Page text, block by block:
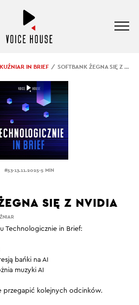
IN BRIEF SOFTBANK ŻEGNA SIĘ Z NVIDIA
#53.13.11.2025.5 MIN
SIĘ Z NVIDIA
Technologicznie in Brief:
bańki na AI
muzyki AI
przegapić kolejnych odcinków.